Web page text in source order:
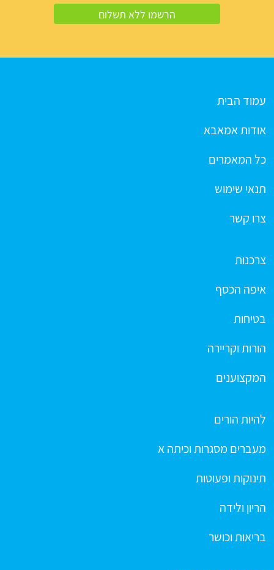
עמוד הבית
אודות אמאבא
כל המאמרים
תנאי שימוש
צרו קשר
צרכנות
איפה הכסף
בטיחות
הורות וקריירה
המקצוענים
להיות הורים
מעברים מסגרות וכיתה א
תינוקות ופעוטות
הריון ולידה
בריאות וכושר